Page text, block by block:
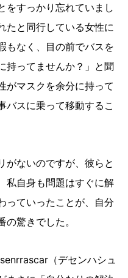
をすっかり忘れていまし
たと同行している女性に
もなく、目の前でバスを
持ってませんか？」と聞
がマスクを余分に持って
バスに乗って移動するこ
がないのですが、彼らと
私自身も問題はすぐに解
っていったことが、自分
驚きでした。
（デセンハシュ